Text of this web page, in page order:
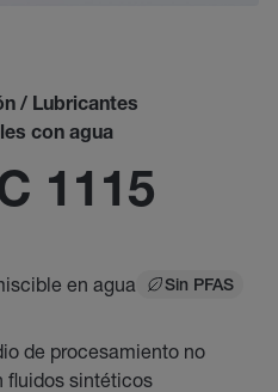
/ Lubricantes
con agua
1115
en agua Sin PFAS
de procesamiento no
fluidos sintéticos